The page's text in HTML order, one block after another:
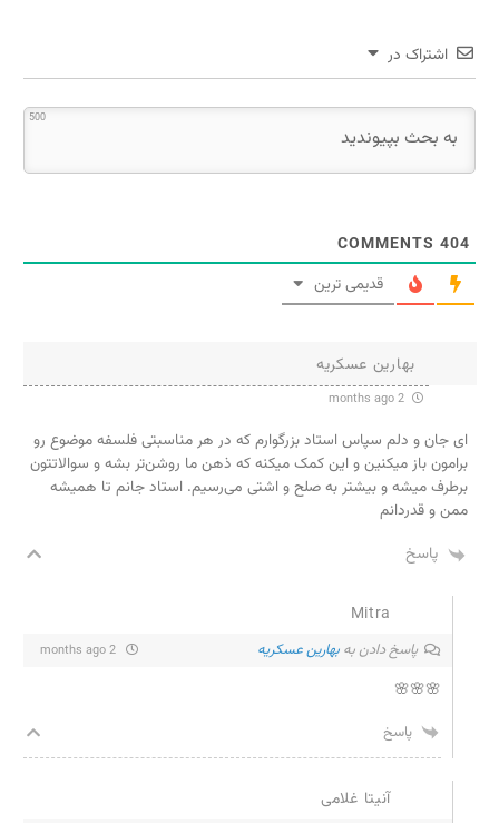
اشتراک در
500
404
قدیمی ترین
بهارین عسکریه
ای جان و دلم سپاس استاد بزرگوارم که در هر مناسبتی فلسفه موضوع رو
برامون باز میکنین و این کمک میکنه که ذهن ما روشن‌تر بشه و سوالاتتون
برطرف میشه و بیشتر به صلح و اشتی می‌رسیم. استاد جانم تا همیشه
ممن و قدردانم‌
پاسخ
Mitra
پاسخ دادن به بهارین عسکریه
🌸🌸🌸
پاسخ
آنیتا غلامی